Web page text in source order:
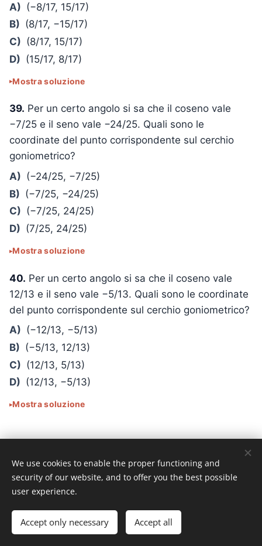
A) (−8/17, 15/17)
B) (8/17, −15/17)
C) (8/17, 15/17)
D) (15/17, 8/17)
Mostra soluzione
39. Per un certo angolo si sa che il coseno vale
−7/25 e il seno vale −24/25. Quali sono le
coordinate del punto corrispondente sul cerchio
goniometrico?
A) (−24/25, −7/25)
B) (−7/25, −24/25)
C) (−7/25, 24/25)
D) (7/25, 24/25)
Mostra soluzione
40. Per un certo angolo si sa che il coseno vale
12/13 e il seno vale −5/13. Quali sono le coordinate
del punto corrispondente sul cerchio goniometrico?
A) (−12/13, −5/13)
B) (−5/13, 12/13)
C) (12/13, 5/13)
D) (12/13, −5/13)
Mostra soluzione
B
20 21
We use cookies to enable the proper functioning and
security of our website, and to offer you the best possible
user experience.
Accept only necessary Accept all